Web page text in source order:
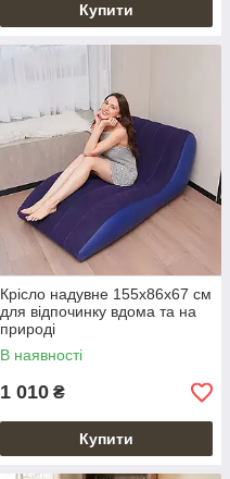
Купити
Крісло надувне 155x86x67 см
для відпочинку вдома та на
природі
В наявності
1 010 ₴
Купити